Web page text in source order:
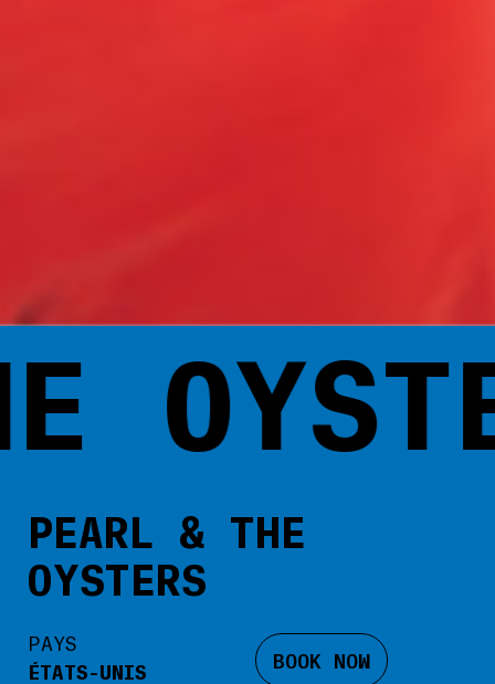
PEARL & THE
OYSTERS
PAYS
ÉTATS-UNIS
BOOK NOW